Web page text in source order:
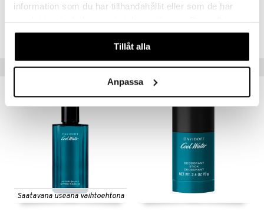
information som du har tillhandahållit eller som de har
våra cookies vid fortsatt användande av vår webbplats.
Tillåt alla
Anpassa
CCOO1-DO-40-XX-XX
Vinkkejä sinulle
Saatavana useana vaihtoehtona